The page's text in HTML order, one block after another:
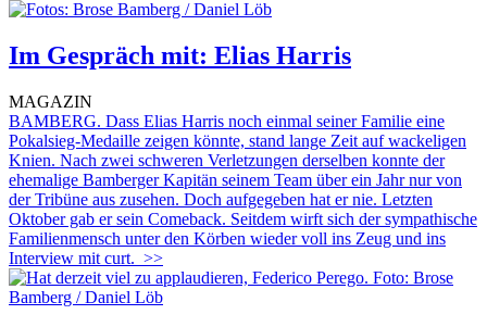
Im Gespräch mit: Elias Harris
MAGAZIN
BAMBERG. Dass Elias Harris noch einmal seiner Familie eine
Pokalsieg-Medaille zeigen könnte, stand lange Zeit auf wackeligen
Knien. Nach zwei schweren Verletzungen derselben konnte der
ehemalige Bamberger Kapitän seinem Team über ein Jahr nur von
der Tribüne aus zusehen. Doch aufgegeben hat er nie. Letzten
Oktober gab er sein Comeback. Seitdem wirft sich der sympathische
Familienmensch unter den Körben wieder voll ins Zeug und ins
Interview mit curt. >>